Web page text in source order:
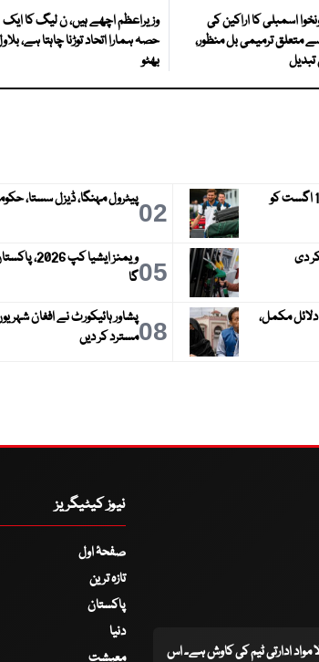
اسمبلی کا اراکین کی
متعلق ترمیمی بل منظور،
وزیراعظم اچھے ہیں، ن لیگ کا ایک
حصہ ہمارا اتحاد توڑنا چاہتا ہے،
بھٹو
کیریبین پریمیئر لیگ ، قومی کرکٹرز کو این او سی 19 اگست کو
02پیٹرول مہنگا، ڈیزل سستا،
دی 05
ویمنز
گا
دلائل مکمل،
08پشاور ہائیکورٹ نے افغان
مسترد کر دیں
مواد ادارتی ٹیم کی کاوش ہے۔ اس
نیوز کیٹیگریز
صفحۂ اول
تازہ ترین
پاکستان
دنیا